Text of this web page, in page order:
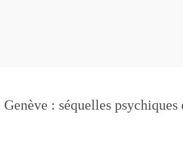
: séquelles